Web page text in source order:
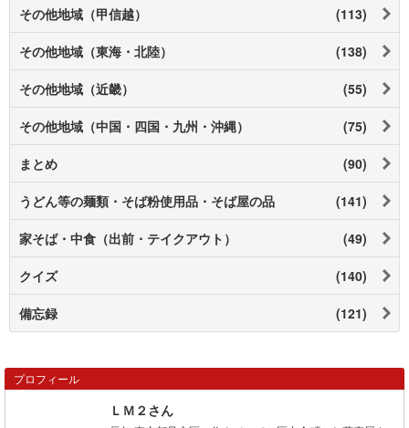
その他地域（甲信越） (113)
その他地域（東海・北陸） (138)
その他地域（近畿） (55)
その他地域（中国・四国・九州・沖縄） (75)
まとめ (90)
うどん等の麺類・そば粉使用品・そば屋の品 (141)
家そば・中食（出前・テイクアウト） (49)
クイズ (140)
備忘録 (121)
プロフィール
ＬＭ２さん